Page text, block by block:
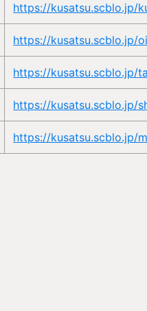
https://kusatsu.scblo.jp/
https://kusatsu.scblo.jp/
https://kusatsu.scblo.jp/
https://kusatsu.scblo.jp/
https://kusatsu.scblo.jp/